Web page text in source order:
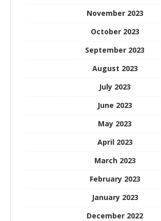
November 2023
October 2023
September 2023
August 2023
July 2023
June 2023
May 2023
April 2023
March 2023
February 2023
January 2023
December 2022